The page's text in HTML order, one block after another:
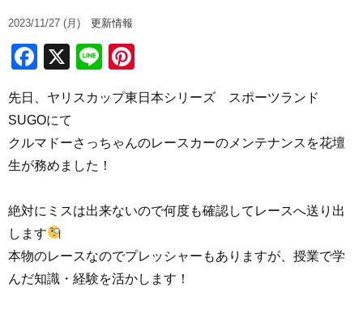
2023/11/27 (月) 更新情報
Facebook
X Line
先日、ヤリスカップ東日本シリーズ スポーツランド
SUGOにて
クルマドーさっちゃんのレースカーのメンテナンスを花壇
生が務めました！
絶対にミスは出来ないので何度も確認してレースへ送り出
します
本物のレースなのでプレッシャーもありますが、授業で学
んだ知識・経験を活かします！